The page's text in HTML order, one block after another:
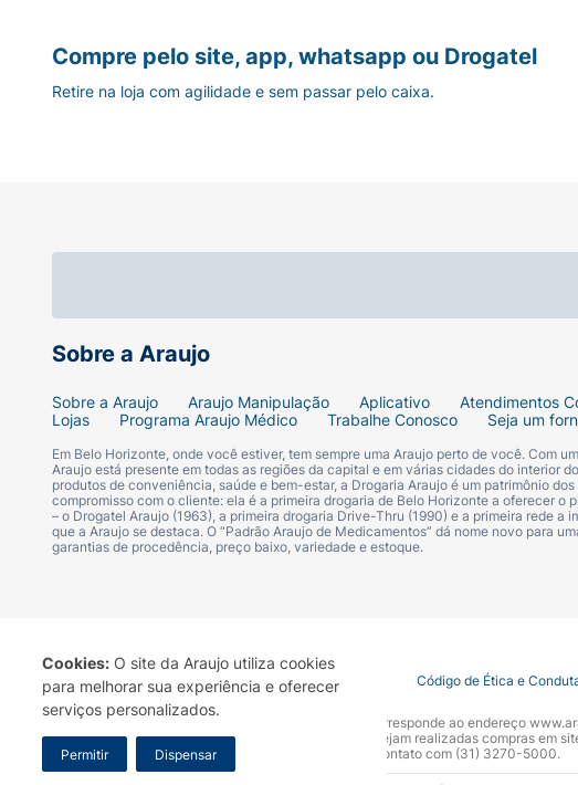
Cookies: O site da Araujo utiliza cookies
para melhorar sua experiência e oferecer
serviços personalizados.
Permitir Dispensar
Sobre a Araujo
Sobre a Araujo Araujo Manipulação Aplicativo Atendimentos
Lojas
Programa Araujo Médico Trabalhe Conosco Seja um
Em Belo Horizonte, onde você estiver, tem sempre uma Araujo perto de você. Com
Araujo está presente em todas as regiões da capital e em várias cidades do interior
produtos de conveniência, saúde e bem-estar, a Drogaria Araujo é um patrimônio
compromisso com o cliente: ela é a primeira drogaria de Belo Horizonte a oferecer
– o Drogatel Araujo (1963), a primeira drogaria Drive-Thru (1990) e a primeira rede
que a Araujo se destaca. O “Padrão Araujo de Medicamentos” dá nome novo para
garantias de procedência, preço baixo, variedade e estoque.
Compre pelo site, app, whatsapp ou Drogatel
Retire na loja com agilidade e sem passar pelo caixa.
Termo de Uso Portal da Privacidade Covid-19 Código de Ética e
A Drogaria Araujo S/A informa que o seu site oficial corresponde ao endereço
marca. Para sua segurança recomendamos que não sejam realizadas compras em
Araujo S.A. Em caso de dúvidas, gentileza entrar em contato com (31) 3270-5000.